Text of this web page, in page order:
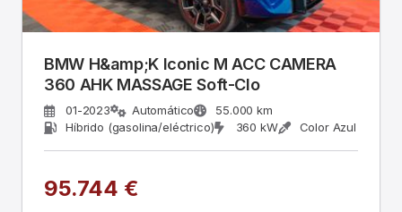
BMW H&amp;K Iconic M ACC CAMERA
360 AHK MASSAGE Soft-Clo
01-2023 Automático
55.000 km
Híbrido (gasolina/eléctrico)
360 kW Color Azul
95.744 €